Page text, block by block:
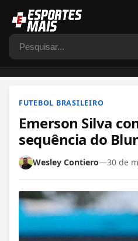
Pesquisar
FUTEBOL BRASILEIRO
Emerson Silva
sequência do
Wesley Contiero—30 de